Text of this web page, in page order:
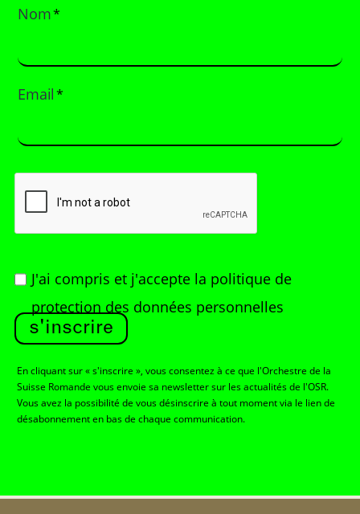
Nom*
Email*
J'ai compris et j'accepte la politique de
protection des données personnelles
s'inscrire
En cliquant sur « s'inscrire », vous consentez à ce que l'Orchestre de la
Suisse Romande vous envoie sa newsletter sur les actualités de l'OSR.
Vous avez la possibilité de vous désinscrire à tout moment via le lien de
désabonnement en bas de chaque communication.